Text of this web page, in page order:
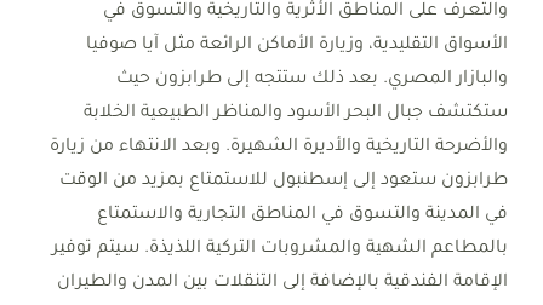
والتعرف على المناطق الأثرية والتاريخية والتسوق في
الأسواق التقليدية، وزيارة الأماكن الرائعة مثل آيا صوفيا
والبازار المصري. بعد ذلك ستتجه إلى طرابزون حيث
ستكتشف جبال البحر الأسود والمناظر الطبيعية الخلابة
والأضرحة التاريخية والأديرة الشهيرة. وبعد الانتهاء من زيارة
طرابزون ستعود إلى إسطنبول للاستمتاع بمزيد من الوقت
في المدينة والتسوق في المناطق التجارية والاستمتاع
بالمطاعم الشهية والمشروبات التركية اللذيذة. سيتم توفير
الإقامة الفندقية بالإضافة إلى التنقلات بين المدن والطيران